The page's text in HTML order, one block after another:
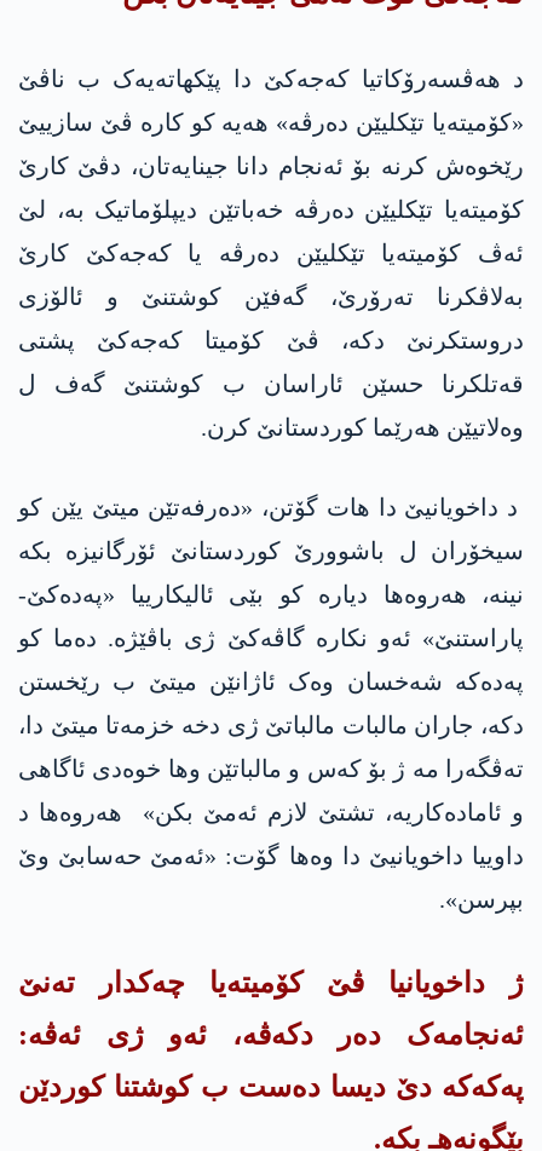
د هەڤسەرۆکاتیا كه‌جه‌كێ دا پێکهاتەیەک ب ناڤێ
«کۆمیتەیا تێکلیێن دەرڤە» هەیە کو کارە ڤێ سازییێ
رێخوه‌ش كرنه‌ بۆ ئه‌نجام دانا جینایەتان، دڤێ کارێ
کۆمیتەیا تێکلیێن دەرڤە خەباتێن دیپلۆماتیک بە، لێ
ئەڤ کۆمیتەیا تێکلیێن دەرڤە یا كه‌جه‌كێ کارێ
بەلاڤکرنا تەرۆرێ، گەفێن کوشتنێ و ئالۆزی
دروستکرنێ دكه‌، ڤێ کۆمیتا كه‌جه‌كێ پشتی
قەتلکرنا حسێن ئاراسان ب کوشتنێ گەف ل
وەلاتیێن هەرێما کوردستانێ کرن.
د داخویانیێ دا هات گۆتن، «دەرفەتێن میتێ یێن کو
سیخۆران ل باشوورێ کوردستانێ ئۆرگانیزە بکە
نینە، هەروه‌ها دیارە کو بێی ئالیکارییا «په‌ده‌كێ-
پاراستنێ» ئەو نکارە گاڤەکێ ژی باڤێژە. دەما کو
په‌ده‌كە شەخسان وەک ئاژانێن میتێ ب رێخستن
دکە، جاران مالبات مالباتێ ژی دخە خزمەتا میتێ دا،
تەڤگەرا مە ژ بۆ کەس و مالباتێن وها خوەدی ئاگاهی
و ئامادەکاریە، تشتێ لازم ئەمێ بکن» هەروه‌ها د
داوییا داخویانیێ دا وه‌ها گۆت: «ئەمێ حەسابێ وێ
بپرسن».
ژ داخویانیا ڤێ کۆمیتەیا چەکدار تەنێ
ئەنجامەک دەر دکەڤە، ئەو ژی ئەڤە:
په‌كه‌كە دێ دیسا دەست ب کوشتنا کوردێن
بێگونەهـ بکە.